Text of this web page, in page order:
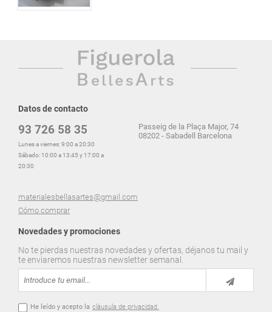
Datos de contacto
93 726 58 35
Lunes a viernes: 9:00 a 20:30
Sábado: 10:00 a 13:45 y 17:00 a
20:30
materialesbellasartes@gmail.com
Cómo comprar
Passeig de la Plaça Major, 74
08202 - Sabadell Barcelona
Novedades y promociones
No te pierdas nuestras novedades y ofertas, déjanos tu mail y
te enviaremos nuestras newsletter semanal.
He leído y acepto la cláusula de privacidad.